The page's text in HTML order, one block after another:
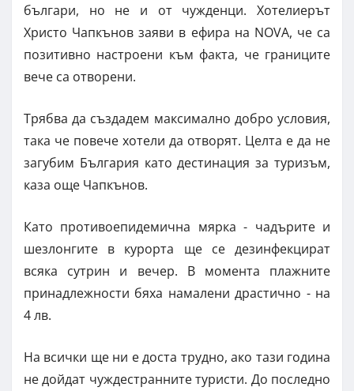
българи, но не и от чужденци. Хотелиерът
Христо Чапкънов заяви в ефира на NOVA, че са
позитивно настроени към факта, че границите
вече са отворени.
Трябва да създадем максимално добро условия,
така че повече хотели да отворят. Целта е да не
загубим България като дестинация за туризъм,
каза още Чапкънов.
Като противоепидемична мярка - чадърите и
шезлонгите в курорта ще се дезинфекцират
всяка сутрин и вечер. В момента плажните
принадлежности бяха намалени драстично - на
4 лв.
На всички ще ни е доста трудно, ако тази година
не дойдат чуждестранните туристи. До последно